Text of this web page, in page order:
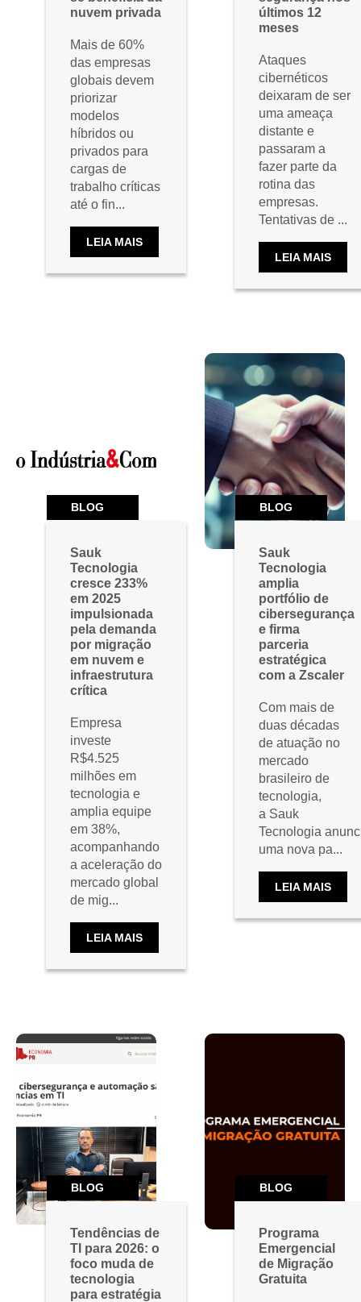
nuvem privada
Mais de 60%
das empresas
globais devem
priorizar
modelos
híbridos ou
privados para
cargas de
trabalho críticas
até o fin...
LEIA MAIS
últimos 12
meses
Ataques
cibernéticos
deixaram de ser
uma ameaça
distante e
passaram a
fazer parte da
rotina das
empresas.
Tentativas de ...
LEIA MAIS
BLOG
Sauk
Tecnologia
cresce 233%
em 2025
impulsionada
pela demanda
por migração
em nuvem e
infraestrutura
crítica
Empresa
investe
R$4.525
milhões em
tecnologia e
amplia equipe
em 38%,
acompanhando
a aceleração do
mercado global
de mig...
LEIA MAIS
BLOG
Sauk
Tecnologia
amplia
portfólio de
cibersegurança
e firma
parceria
estratégica
com a Zscaler
Com mais de
duas décadas
de atuação no
mercado
brasileiro de
tecnologia,
a Sauk
Tecnologia
uma nova pa...
LEIA MAIS
BLOG
Tendências de
TI para 2026: o
foco muda de
tecnologia
para estratégia
BLOG
Programa
Emergencial
de Migração
Gratuita